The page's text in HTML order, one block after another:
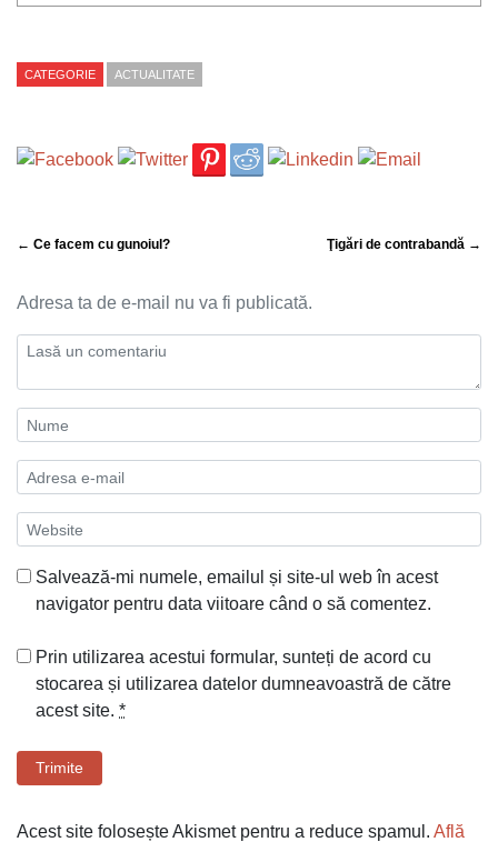
CATEGORIE ACTUALITATE
← Ce facem cu gunoiul? Ţigări de contrabandă →
Adresa ta de e-mail nu va fi publicată.
Salvează-mi numele, emailul și site-ul web în acest
navigator pentru data viitoare când o să comentez.
Prin utilizarea acestui formular, sunteți de acord cu
stocarea și utilizarea datelor dumneavoastră de către
acest site. *
Trimite
Acest site folosește Akismet pentru a reduce spamul. Află